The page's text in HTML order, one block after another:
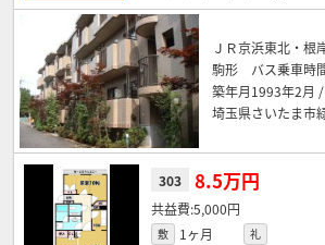
ＪＲ京浜東北・根
駒形 バス乗車時
築年月1993年2月
埼玉県さいたま市
303 8.5万円
5,000円
敷 1ヶ月 礼